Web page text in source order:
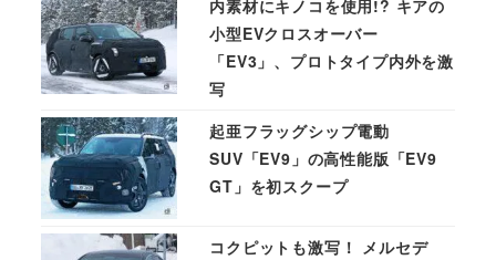
内素材にキノコを使用!? キアの
小型EVクロスオーバー
「EV3」、プロトタイプ内外を激
写
起亜フラッグシップ電動
SUV「EV9」の高性能版「EV9
GT」を初スクープ
コクピットも激写！ メルセデ